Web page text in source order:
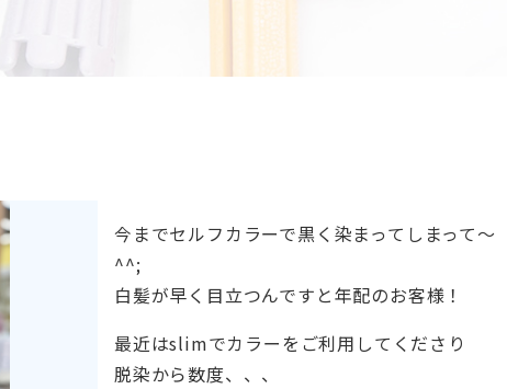
今までセルフカラーで黒く染まってしまって〜
^^;
白髪が早く目立つんですと年配のお客様！
最近はslimでカラーをご利用してくださり
脱染から数度、、、